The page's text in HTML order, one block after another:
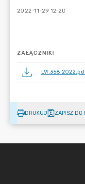
2022-11-29 12:20
ZAŁĄCZNIKI
DRUKUJ ZAPISZ DO